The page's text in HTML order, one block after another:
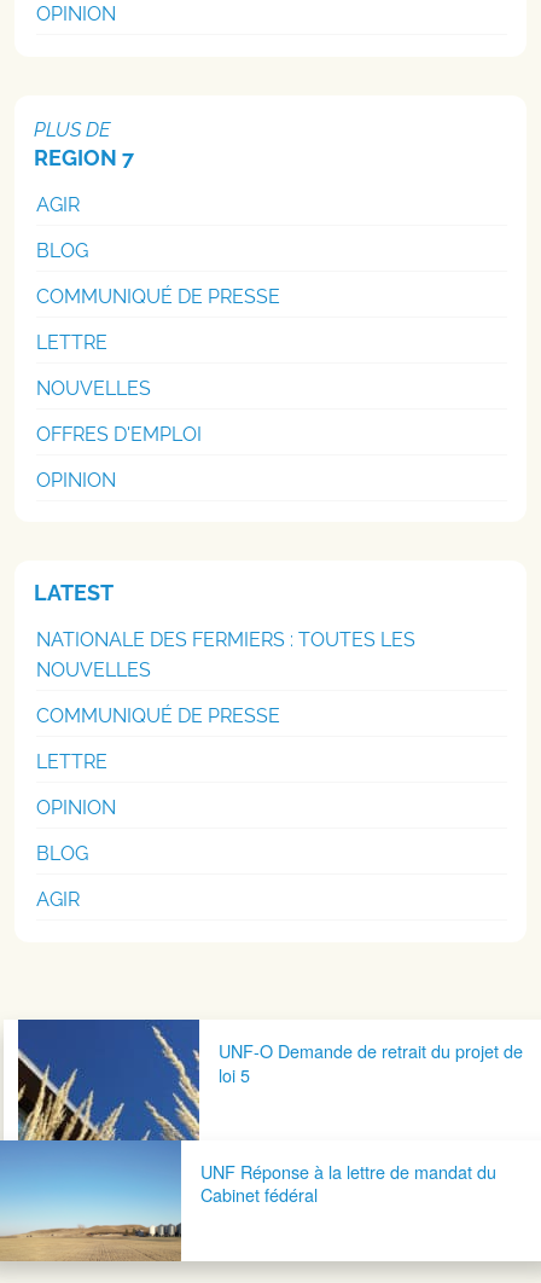
OPINION
PLUS DE
REGION 7
AGIR
BLOG
COMMUNIQUÉ DE PRESSE
LETTRE
NOUVELLES
OFFRES D'EMPLOI
OPINION
LATEST
NATIONALE DES FERMIERS : TOUTES LES
NOUVELLES
COMMUNIQUÉ DE PRESSE
LETTRE
OPINION
BLOG
AGIR
Navigation postaleUNF-O Demande de retrait du projet de
loi 5
UNF Réponse à la lettre de mandat du
Cabinet fédéral